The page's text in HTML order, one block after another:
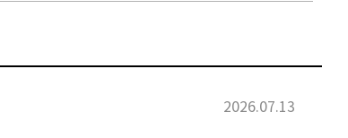
2026.07.13